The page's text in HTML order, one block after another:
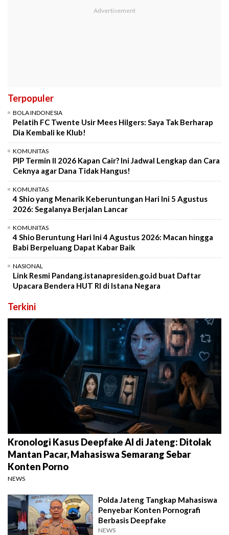
Terpopuler
BOLA INDONESIA
Pelatih FC Twente Usir Mees Hilgers: Saya Tak Berharap
Dia Kembali ke Klub!
KOMUNITAS
PIP Termin II 2026 Kapan Cair? Ini Jadwal Lengkap dan Cara
Ceknya agar Dana Tidak Hangus!
KOMUNITAS
4 Shio yang Menarik Keberuntungan Hari Ini 5 Agustus
2026: Segalanya Berjalan Lancar
KOMUNITAS
4 Shio Beruntung Hari Ini 4 Agustus 2026: Macan hingga
Babi Berpeluang Dapat Kabar Baik
NASIONAL
Link Resmi Pandang.istanapresiden.go.id buat Daftar
Upacara Bendera HUT RI di Istana Negara
Terkini
Kronologi Kasus Deepfake AI di Jateng: Ditolak
Mantan Pacar, Mahasiswa Semarang Sebar
Konten Porno
NEWS
Polda Jateng Tangkap Mahasiswa
Penyebar Konten Pornografi
Berbasis Deepfake
NEWS